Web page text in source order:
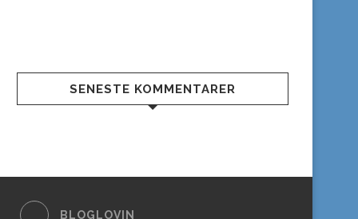
SENESTE KOMMENTARER
BLOGLOVIN